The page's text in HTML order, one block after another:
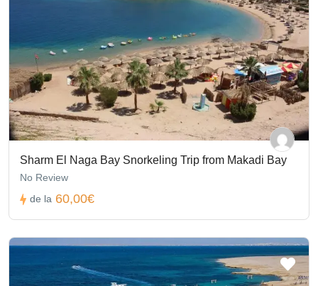
Sharm El Naga Bay Snorkeling Trip from Makadi Bay
No Review
de la 60,00€